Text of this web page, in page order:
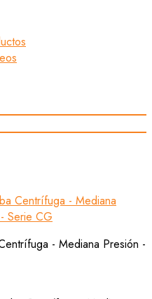
Centrífuga - Mediana
Serie CG